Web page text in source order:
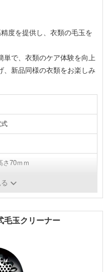
度を提供し、衣類の毛玉を
単で、衣類のケア体験を向上
、新品同様の衣類をお楽しみ
さ70ｍｍ
毛玉クリーナー